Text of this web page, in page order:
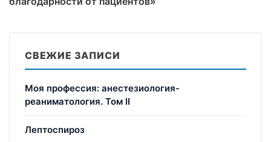
СВЕЖИЕ ЗАПИСИ
Моя профессия: анестезиология-
реаниматология. Том II
Лептоспироз